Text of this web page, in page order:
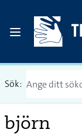
Sök:
björn